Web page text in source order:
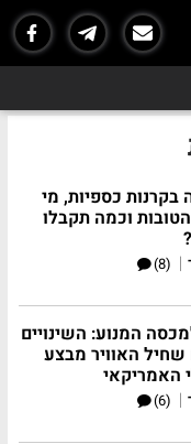
כספיות, מי
וכמה תקבלו
|
(8)
המנוע: השינויים
שחיל האוויר מבצע
האמריקאי
|
(6)